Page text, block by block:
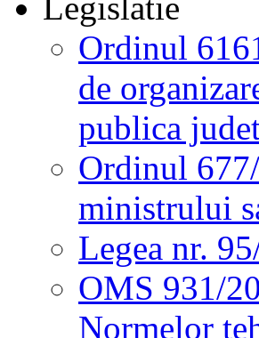
Ordinul
de
publica
Ordinul
ministrului
Legea nr.
OMS 931/
Normelor